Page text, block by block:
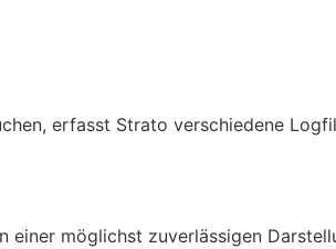
erfasst Strato verschiedene
einer möglichst zuverlässigen